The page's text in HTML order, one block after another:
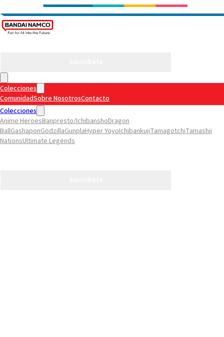
Colecciones
ComunidadSobre NosotrosContacto
Colecciones
Anime HeroesBanpresto/IchibanshoDragon
BallGashaponGodzillaGunplaHyper YoyoIchibankujiTamagotchiTamashii
NationsUltimate Legends